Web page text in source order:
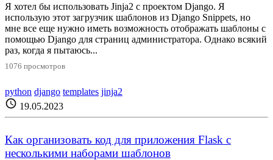
Я хотел бы использовать Jinja2 с проектом Django. Я
использую этот загрузчик шаблонов из Django Snippets, но
мне все еще нужно иметь возможность отображать шаблоны с
помощью Django для страниц администратора. Однако всякий
раз, когда я пытаюсь...
1076 просмотров
python django templates jinja2
schedule 19.05.2023
Как организовать код для приложения Flask с
несколькими наборами шаблонов